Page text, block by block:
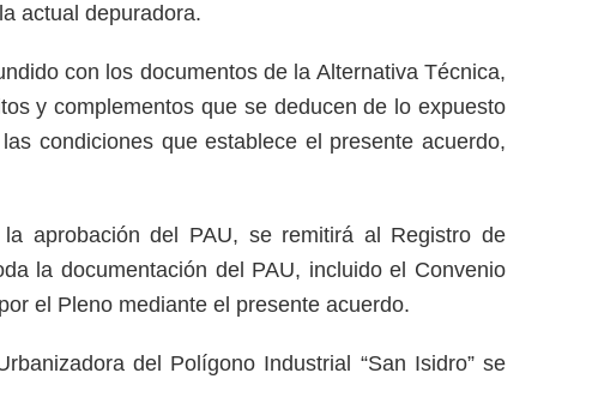
actual depuradora.
con los documentos de la Alternativa Técnica,
y complementos que se deducen de lo expuesto
condiciones que establece el presente acuerdo,
aprobación del PAU, se remitirá al Registro de
la documentación del PAU, incluido el Convenio
el Pleno mediante el presente acuerdo.
del Polígono Industrial “San Isidro” se